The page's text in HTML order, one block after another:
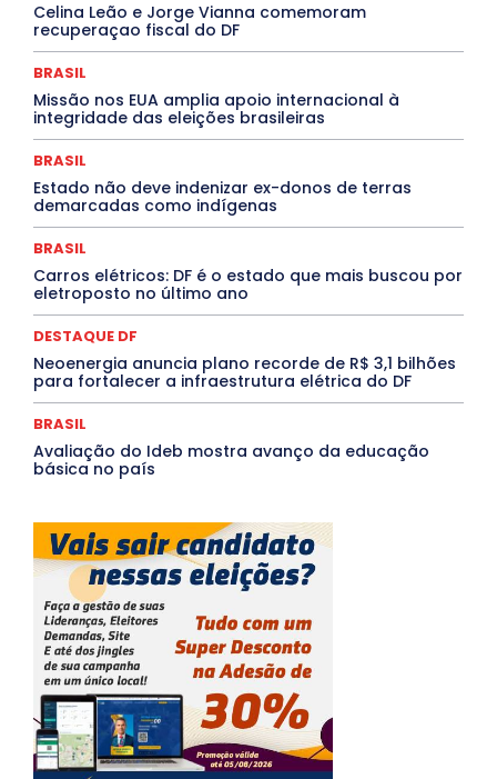
INTELIGÊNCIA ARTIFICIAL
INTERNACIONAL
Jogos Online
JUDICIÁRIO
MEIO AMBIENTE
Paraíba
Paraná Pernambuco Piauí
PROCESSO SELETIVO
QUALIFICAÇÃO PROFISSIONAL
RESIDÊNCIA
Santa Catarina
São Paulo SARAMPO
Saúde Agora
SEGURANÇA
TÁ FROID?
TEATRO TECNOLOGIA
TIC TAC
Mais
Celina Leão e Jorge Vianna comemoram
recuperaçao fiscal do DF
BRASIL
Missão nos EUA amplia apoio internacional à
integridade das eleições brasileiras
BRASIL
Estado não deve indenizar ex-donos de terras
demarcadas como indígenas
BRASIL
Carros elétricos: DF é o estado que mais buscou por
eletroposto no último ano
DESTAQUE DF
Neoenergia anuncia plano recorde de R$ 3,1 bilhões
para fortalecer a infraestrutura elétrica do DF
BRASIL
Avaliação do Ideb mostra avanço da educação
básica no país